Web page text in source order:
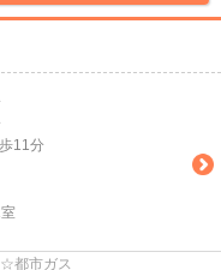
11分
都市ガス